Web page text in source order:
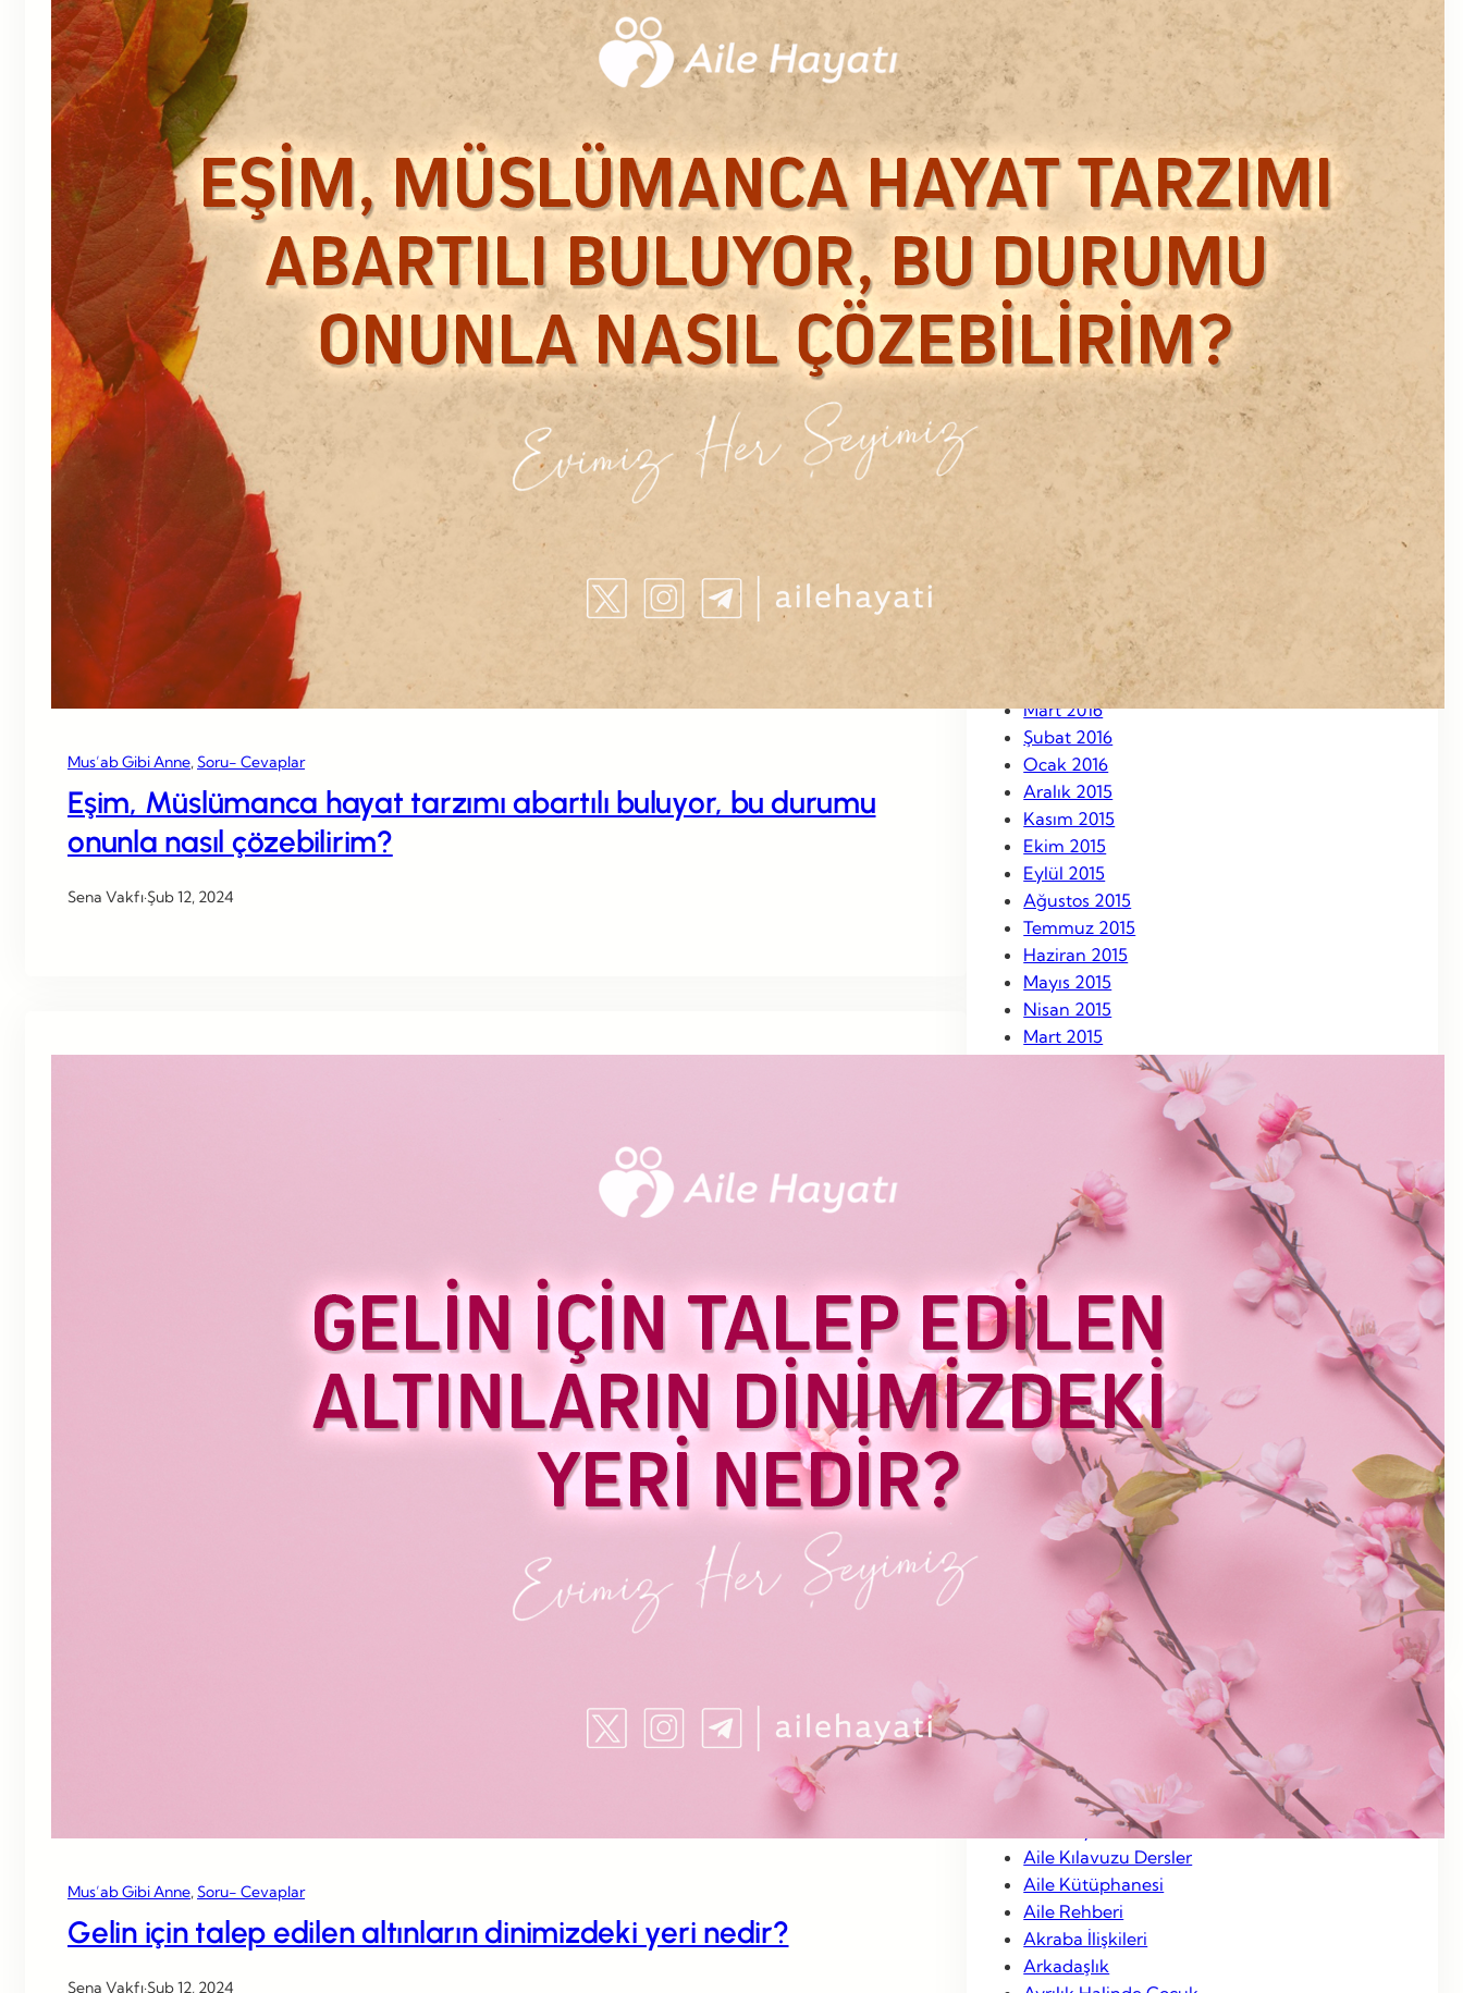
Mus’ab Gibi Anne, Soru- Cevaplar
Eşim, Müslümanca hayat tarzımı abartılı buluyor, bu durumu
onunla nasıl çözebilirim?
Sena Vakfı·Şub 12, 2024
Mus’ab Gibi Anne, Soru- Cevaplar
Gelin için talep edilen altınların dinimizdeki yeri nedir?
Sena Vakfı·Şub 12, 2024
Ağustos 2019
Ekim 2018
Eylül 2018
Mart 2018
Şubat 2018
Ocak 2018
Aralık 2017
Kasım 2017
Ekim 2017
Eylül 2017
Ağustos 2017
Temmuz 2017
Haziran 2017
Mayıs 2017
Nisan 2017
Aralık 2016
Kasım 2016
Eylül 2016
Ağustos 2016
Temmuz 2016
Haziran 2016
Mayıs 2016
Nisan 2016
Mart 2016
Şubat 2016
Ocak 2016
Aralık 2015
Kasım 2015
Ekim 2015
Eylül 2015
Ağustos 2015
Temmuz 2015
Haziran 2015
Mayıs 2015
Nisan 2015
Mart 2015
Eylül 2014
Ağustos 2014
Temmuz 2014
Haziran 2014
Mayıs 2014
Nisan 2014
Mart 2014
Haziran 2013
Mayıs 2013
Nisan 2013
Mart 2013
Şubat 2013
Ocak 2013
Kasım 2012
Ocak 2012
Categories
Aile Kılavuzu Dersler
Aile Kütüphanesi
Aile Rehberi
Akraba İlişkileri
Arkadaşlık